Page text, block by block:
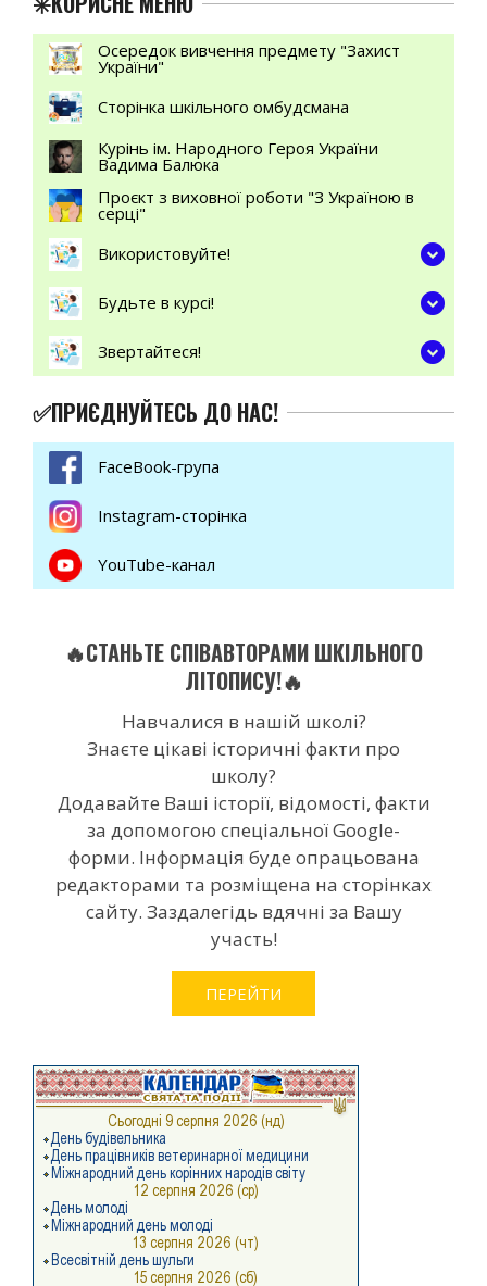
Осередок вивчення предмету "Захист
України"
Сторінка шкільного омбудсмана
Курінь ім. Народного Героя України
Вадима Балюка
Проєкт з виховної роботи "З Україною в
серці"
Використовуйте!
Будьте в курсі!
Звертайтеся!
✅ПРИЄДНУЙТЕСЬ ДО НАС!
FaceBook-група
Instagram-сторінка
YouTube-канал
🔥СТАНЬТЕ СПІВАВТОРАМИ ШКІЛЬНОГО
ЛІТОПИСУ!🔥
Навчалися в нашій школі?
Знаєте цікаві історичні факти про
школу?
Додавайте Ваші історії, відомості, факти
за допомогою спеціальної Google-
форми. Інформація буде опрацьована
редакторами та розміщена на сторінках
сайту. Заздалегідь вдячні за Вашу
участь!
ПЕРЕЙТИ